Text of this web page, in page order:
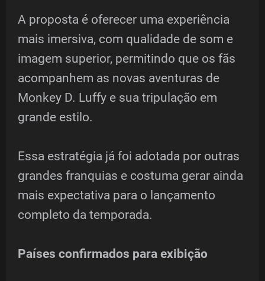
A proposta é oferecer uma experiência
mais imersiva, com qualidade de som e
imagem superior, permitindo que os fãs
acompanhem as novas aventuras de
Monkey D. Luffy e sua tripulação em
grande estilo.
Essa estratégia já foi adotada por outras
grandes franquias e costuma gerar ainda
mais expectativa para o lançamento
completo da temporada.
Países confirmados para exibição